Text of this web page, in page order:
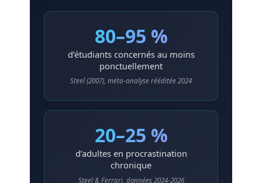
80–95 %
d’étudiants concernés au moins
ponctuellement
Steel (2007), méta-analyse rééditée 2024
20–25 %
d’adultes en procrastination
chronique
Steel & Ferrari, données 2024-2026